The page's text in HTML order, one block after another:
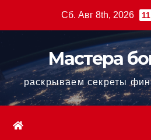
Сб. Авг 8th, 2026
Мастера
раскрываем секреты